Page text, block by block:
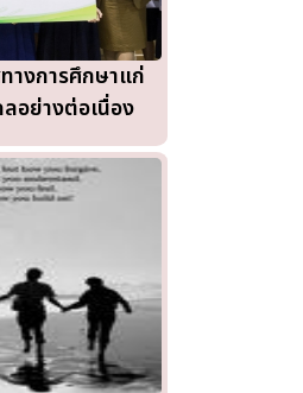
างการศึกษาแก่
อย่างต่อเนื่อง